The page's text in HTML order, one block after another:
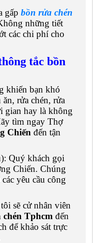
gấp bồn rửa chén
những tiết
các chi phí cho
tắc bồn
khiến bạn khó
rửa chén, rửa
gian hay là không
tìm ngay Thợ
Chiến đến tận
Quý khách gọi
Chiến. Chúng
yêu cầu công
sẽ cử nhân viên
Tphcm đến
để khảo sát trực